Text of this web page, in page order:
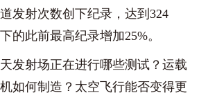
发射次数创下纪录，达到324
的此前最高纪录增加25%。
射场正在进行哪些测试？运载
如何制造？太空飞行能否变得更